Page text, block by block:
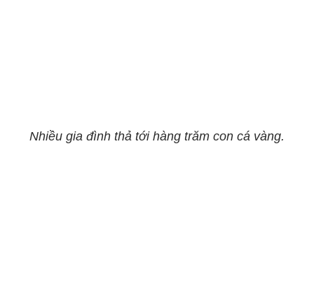
Nhiều gia đình thả tới hàng trăm con cá vàng.